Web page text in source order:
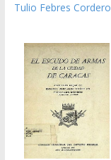
Tulio Febres Cordero